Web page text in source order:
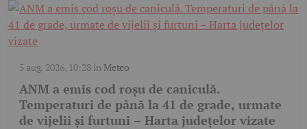
5 aug. 2026, 10:28în Meteo
ANM a emis cod roșu de caniculă.
Temperaturi de până la 41 de grade, urmate
de vijelii și furtuni – Harta județelor vizate